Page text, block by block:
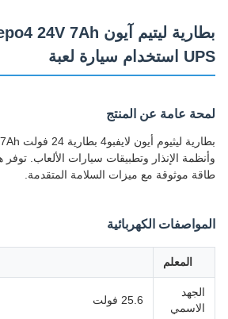
UPS استخدام سيارة لعبة
لمحة عامة عن المنتج
وأنظمة الإنذار وتطبيقات سيارات الألعاب. توفر
طاقة موثوقة مع ميزات السلامة المتقدمة.
المواصفات الكهربائية
المعلم
الجهد
الاسمي
25.6 فولت